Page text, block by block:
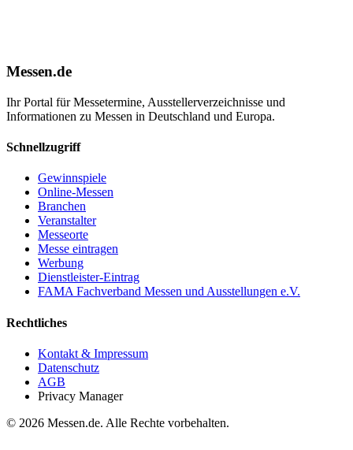
Messen.de
Ihr Portal für Messetermine, Ausstellerverzeichnisse und
Informationen zu Messen in Deutschland und Europa.
Schnellzugriff
Gewinnspiele
Online-Messen
Branchen
Veranstalter
Messeorte
Messe eintragen
Werbung
Dienstleister-Eintrag
FAMA Fachverband Messen und Ausstellungen e.V.
Rechtliches
Kontakt & Impressum
Datenschutz
AGB
Privacy Manager
© 2026 Messen.de. Alle Rechte vorbehalten.